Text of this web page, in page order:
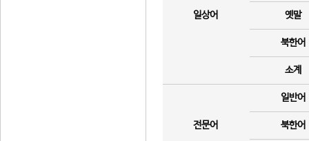
일상어 옛말
북한어
소계
전문어
일반어
북한어